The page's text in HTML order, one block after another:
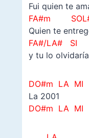
Fui quien te
FA#m
Quien te
FA#/LA# SI
y tu lo
DO#m LA MI
La 2001
DO#m LA MI